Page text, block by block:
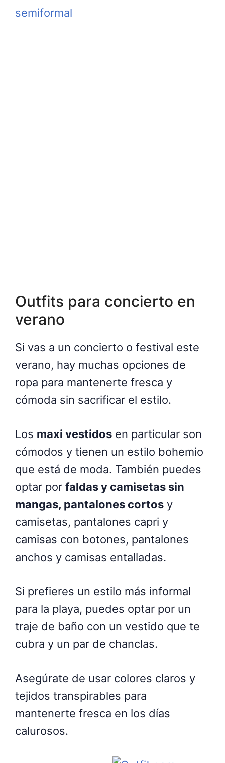
Outfits para concierto en
verano
Si vas a un concierto o festival este
verano, hay muchas opciones de
ropa para mantenerte fresca y
cómoda sin sacrificar el estilo.
Los maxi vestidos en particular son
cómodos y tienen un estilo bohemio
que está de moda. También puedes
optar por faldas y camisetas sin
mangas, pantalones cortos y
camisetas, pantalones capri y
camisas con botones, pantalones
anchos y camisas entalladas.
Si prefieres un estilo más informal
para la playa, puedes optar por un
traje de baño con un vestido que te
cubra y un par de chanclas.
Asegúrate de usar colores claros y
tejidos transpirables para
mantenerte fresca en los días
calurosos.